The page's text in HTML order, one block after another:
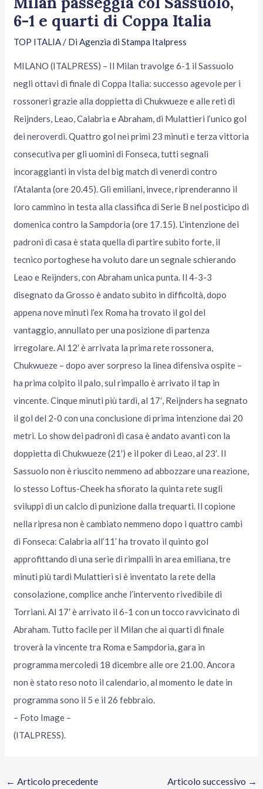
6-1 e quarti di Coppa Italia
TOP ITALIA/ DiAgenzia di Stampa Italpress
MILANO (ITALPRESS) – Il Milan travolge 6-1 il Sassuolo
negli ottavi di finale di Coppa Italia: successo agevole per i
rossoneri grazie alla doppietta di Chukwueze e alle reti di
Reijnders, Leao, Calabria e Abraham, di Mulattieri l’unico gol
dei neroverdi. Quattro gol nei primi 23 minuti e terza vittoria
consecutiva per gli uomini di Fonseca, tutti segnali
incoraggianti in vista del big match di venerdì contro
l’Atalanta (ore 20.45). Gli emiliani, invece, riprenderanno il
loro cammino in testa alla classifica di Serie B nel posticipo di
domenica contro la Sampdoria (ore 17.15). L’intenzione dei
padroni di casa è stata quella di partire subito forte, il
tecnico portoghese ha voluto dare un segnale schierando
Leao e Reijnders, con Abraham unica punta. Il 4-3-3
disegnato da Grosso è andato subito in difficoltà, dopo
appena nove minuti l’ex Roma ha trovato il gol del
vantaggio, annullato per una posizione di partenza
irregolare. Al 12′ è arrivata la prima rete rossonera,
Chukwueze – dopo aver sorpreso la linea difensiva ospite –
ha prima colpito il palo, sul rimpallo è arrivato il tap in
vincente. Cinque minuti più tardi, al 17′, Reijnders ha segnato
il gol del 2-0 con una conclusione di prima intenzione dai 20
metri. Lo show dei padroni di casa è andato avanti con la
doppietta di Chukwueze (21′) e il poker di Leao, al 23′. Il
Sassuolo non è riuscito nemmeno ad abbozzare una reazione,
lo stesso Loftus-Cheek ha sfiorato la quinta rete sugli
sviluppi di un calcio di punizione dalla trequarti. Il copione
nella ripresa non è cambiato nemmeno dopo i quattro cambi
di Fonseca: Calabria all’11’ ha trovato il quinto gol
approfittando di una serie di rimpalli in area emiliana, tre
minuti più tardi Mulattieri si è inventato la rete della
consolazione, complice anche l’intervento rivedibile di
Torriani. Al 17′ è arrivato il 6-1 con un tocco ravvicinato di
Abraham. Tutto facile per il Milan che ai quarti di finale
troverà la vincente tra Roma e Sampdoria, gara in
programma mercoledì 18 dicembre alle ore 21.00. Ancora
non è stato reso noto il calendario, al momento le date in
programma sono il 5 e il 26 febbraio.
– Foto Image –
(ITALPRESS).
← Articolo precedente Articolo successivo →